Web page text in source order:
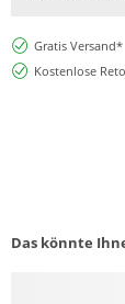
Gratis Versand*
Kostenlose
Das könnte